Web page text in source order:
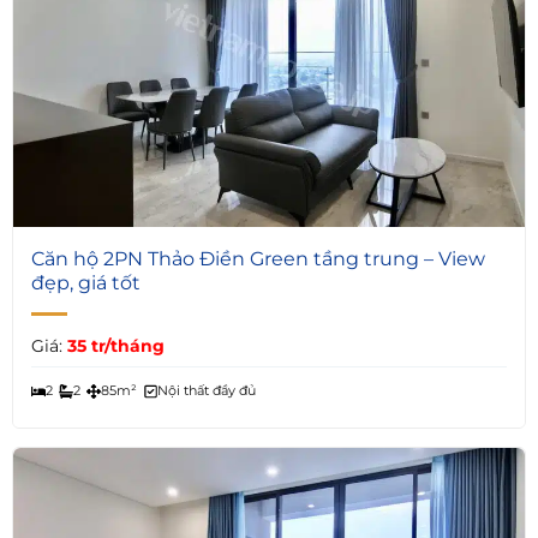
6
Căn hộ 2PN Thảo Điền Green tầng trung – View
đẹp, giá tốt
Giá: 35 tr/tháng
2 2 85m² Nội thất đầy đủ